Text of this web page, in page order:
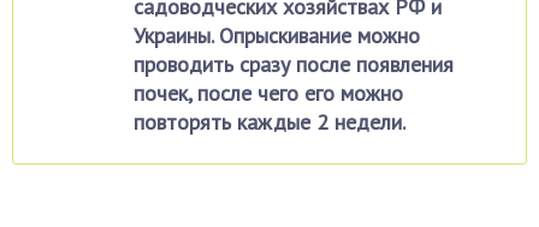
садоводческих хозяйствах РФ и
Украины. Опрыскивание можно
проводить сразу после появления
почек, после чего его можно
повторять каждые 2 недели.